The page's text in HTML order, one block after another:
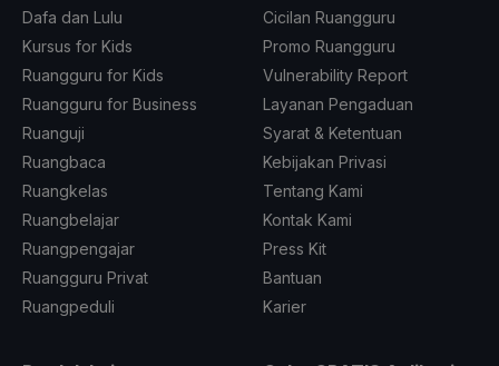
Dafa dan Lulu
Kursus for Kids
Ruangguru for Kids
Ruangguru for Business
Ruanguji
Ruangbaca
Ruangkelas
Ruangbelajar
Ruangpengajar
Ruangguru Privat
Ruangpeduli
Cicilan Ruangguru
Promo Ruangguru
Vulnerability Report
Layanan Pengaduan
Syarat & Ketentuan
Kebijakan Privasi
Tentang Kami
Kontak Kami
Press Kit
Bantuan
Karier